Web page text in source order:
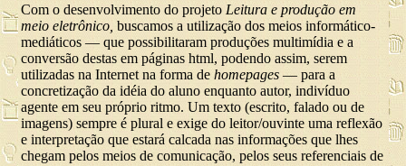
Com o desenvolvimento do projeto Leitura e produção em
meio eletrônico, buscamos a utilização dos meios informático-
mediáticos — que possibilitaram produções multimídia e a
conversão destas em páginas html, podendo assim, serem
utilizadas na Internet na forma de homepages— para a
concretização da idéia do aluno enquanto autor, indivíduo
agente em seu próprio ritmo. Um texto (escrito, falado ou de
imagens) sempre é plural e exige do leitor/ouvinte uma reflexão
e interpretação que estará calcada nas informações que lhes
chegam pelos meios de comunicação, pelos seus referenciais de